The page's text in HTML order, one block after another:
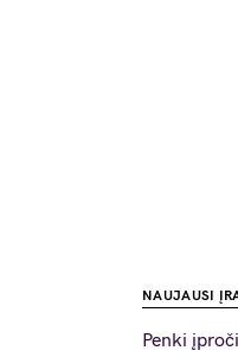
NAUJAUSI
Penki